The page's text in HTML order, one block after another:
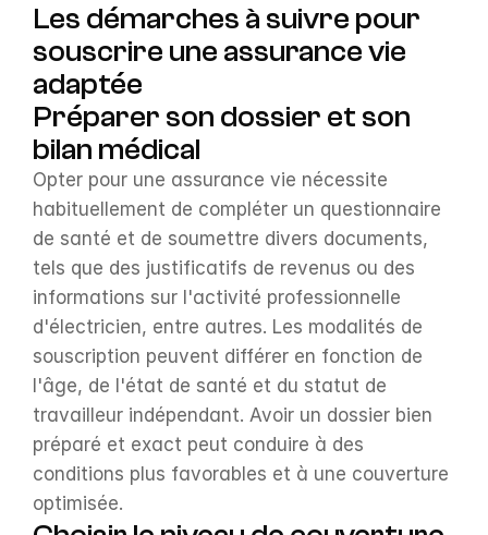
Les démarches à suivre pour
souscrire une assurance vie
adaptée
Préparer son dossier et son
bilan médical
Opter pour une assurance vie nécessite
habituellement de compléter un questionnaire
de santé et de soumettre divers documents,
tels que des justificatifs de revenus ou des
informations sur l'activité professionnelle
d'électricien, entre autres. Les modalités de
souscription peuvent différer en fonction de
l'âge, de l'état de santé et du statut de
travailleur indépendant. Avoir un dossier bien
préparé et exact peut conduire à des
conditions plus favorables et à une couverture
optimisée.